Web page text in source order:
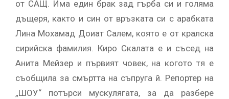
от САЩ. Има един брак зад гърба си и голяма
дъщеря, както и син от връзката си с арабката
Лина Мохамад Доиат Салем, която е от кралска
сирийска фамилия. Киро Скалата е и съсед на
Анита Мейзер и първият човек, на когото тя е
съобщила за смъртта на съпруга й. Репортер на
„ШОУ“ потърси мускулягата, за да разбере